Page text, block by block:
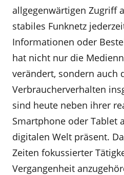
allgegenwärtigen Zugriff
stabiles Funknetz
Informationen oder
hat nicht nur die
verändert, sondern auch
Verbraucherverhalten
sind heute neben ihrer
Smartphone oder Tablet
digitalen Welt präsent.
Zeiten fokussierter
Vergangenheit